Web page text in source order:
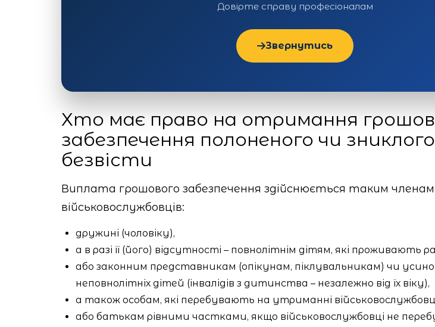
Довірте справу професіоналам
Звернутись
Хто має право на отримання
забезпечення полоненого чи зниклого
безвісти
Виплата грошового забезпечення здійснюється таким членам
військовослужбовців:
дружині (чоловіку),
а в разі її (його) відсутності – повнолітнім дітям, які проживають
або законним представникам (опікунам, піклувальникам) чи
неповнолітніх дітей (інвалідів з дитинства – незалежно від їх віку),
а також особам, які перебувають на утриманні
або батькам рівними частками, якщо військовослужбовці не